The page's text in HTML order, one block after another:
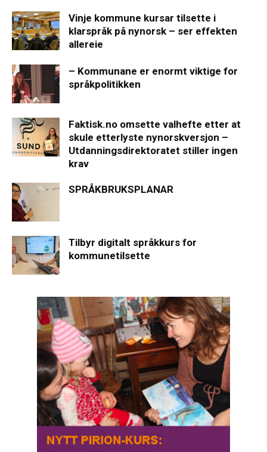
Vinje kommune kursar tilsette i
klarspråk på nynorsk – ser effekten
allereie
– Kommunane er enormt viktige for
språkpolitikken
Faktisk.no omsette valhefte etter at
skule etterlyste nynorskversjon –
Utdanningsdirektoratet stiller ingen
krav
SPRÅKBRUKSPLANAR
Tilbyr digitalt språkkurs for
kommunetilsette